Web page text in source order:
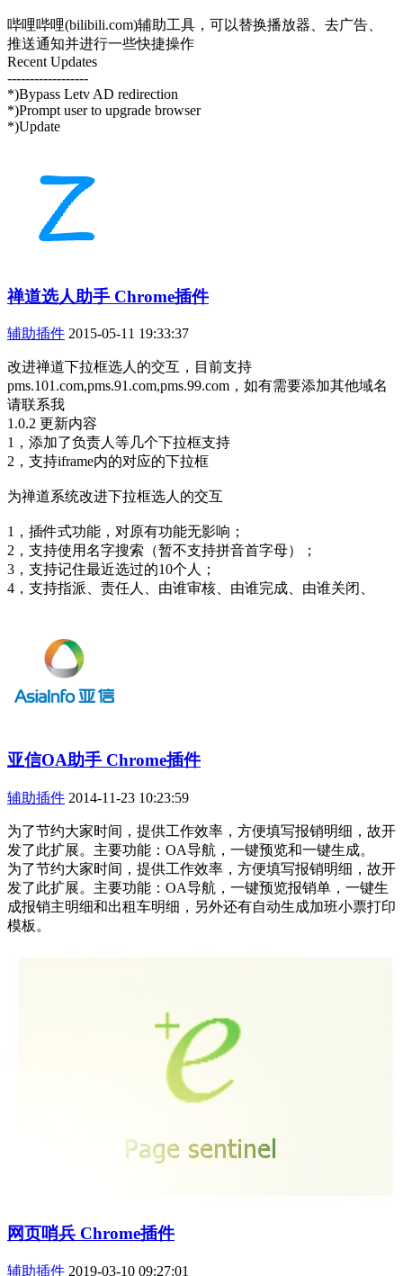
哔哩哔哩(bilibili.com)辅助工具，可以替换播放器、去广告、
推送通知并进行一些快捷操作
Recent Updates
------------------
*)Bypass Letv AD redirection
*)Prompt user to upgrade browser
*)Update
禅道选人助手 Chrome插件
辅助插件 2015-05-11 19:33:37
改进禅道下拉框选人的交互，目前支持
pms.101.com,pms.91.com,pms.99.com，如有需要添加其他域名
请联系我
1.0.2 更新内容
1，添加了负责人等几个下拉框支持
2，支持iframe内的对应的下拉框
为禅道系统改进下拉框选人的交互
1，插件式功能，对原有功能无影响；
2，支持使用名字搜索（暂不支持拼音首字母）；
3，支持记住最近选过的10个人；
4，支持指派、责任人、由谁审核、由谁完成、由谁关闭、
亚信OA助手 Chrome插件
辅助插件 2014-11-23 10:23:59
为了节约大家时间，提供工作效率，方便填写报销明细，故开
发了此扩展。主要功能：OA导航，一键预览和一键生成。
为了节约大家时间，提供工作效率，方便填写报销明细，故开
发了此扩展。主要功能：OA导航，一键预览报销单，一键生
成报销主明细和出租车明细，另外还有自动生成加班小票打印
模板。
网页哨兵 Chrome插件
辅助插件 2019-03-10 09:27:01